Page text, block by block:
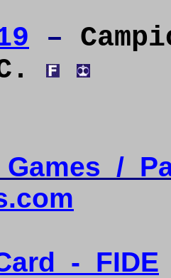
–
Games /
- FIDE